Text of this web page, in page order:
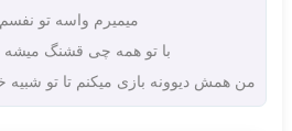
میمیرم واسه تو
با تو همه چی قشنگ میشه
من همش دیوونه بازی میکنم تا تو